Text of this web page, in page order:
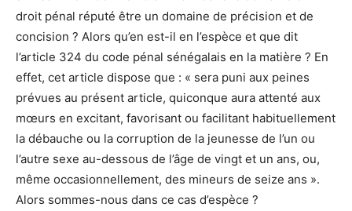
droit pénal réputé être un domaine de précision et de
concision ? Alors qu’en est-il en l’espèce et que dit
l’article 324 du code pénal sénégalais en la matière ? En
effet, cet article dispose que : « sera puni aux peines
prévues au présent article, quiconque aura attenté aux
mœurs en excitant, favorisant ou facilitant habituellement
la débauche ou la corruption de la jeunesse de l’un ou
l’autre sexe au-dessous de l’âge de vingt et un ans, ou,
même occasionnellement, des mineurs de seize ans ».
Alors sommes-nous dans ce cas d’espèce ?